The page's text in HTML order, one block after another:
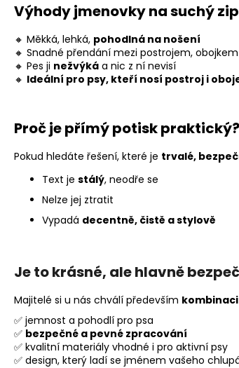
Výhody jmenovky na suchý zip
🔸 Měkká, lehká, pohodlná na nošení
🔸 Snadné přendání mezi postrojem,
🔸 Pes ji nežvýká a nic z ní nevisí
🔸 Ideální pro psy, kteří nosí postroj i
Proč je přímý potisk praktický?
Pokud hledáte řešení, které je trvalé,
Text je stálý, neodře se
Nelze jej ztratit
Vypadá decentně, čistě a stylově
Je to krásné, ale hlavně
Majitelé si u nás chválí především
✅ jemnost a pohodlí pro psa
✅ bezpečné a pevné zpracování
✅ kvalitní materiály vhodné i pro aktivní psy
✅ design, který ladí se jménem vašeho